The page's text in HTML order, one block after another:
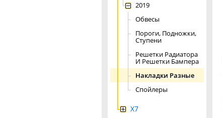
2019
Обвесы
Пороги, Подножки,
Ступени
Решетки Радиатора
И Решетки Бампера
Накладки Разные
Спойлеры
X7